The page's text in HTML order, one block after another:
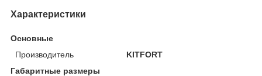
Характеристики
Основные
Производитель
KITFORT
Габаритные размеры